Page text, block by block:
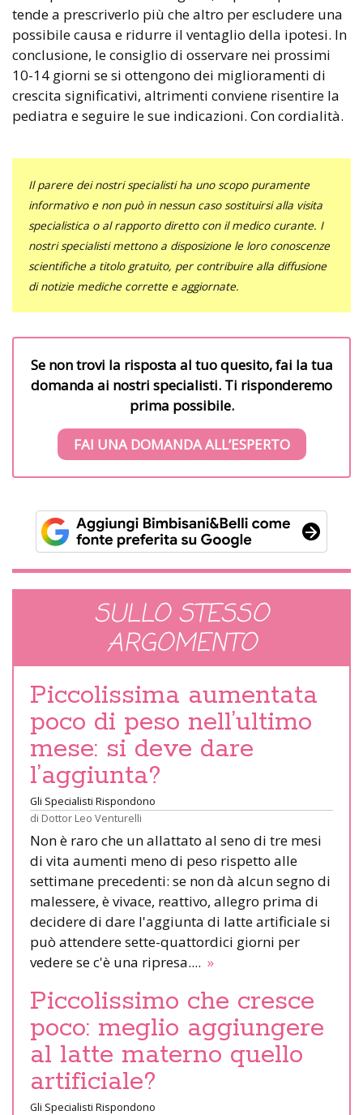
tende a prescriverlo più che altro per escludere una
possibile causa e ridurre il ventaglio della ipotesi. In
conclusione, le consiglio di osservare nei prossimi
10-14 giorni se si ottengono dei miglioramenti di
crescita significativi, altrimenti conviene risentire la
pediatra e seguire le sue indicazioni. Con cordialità.
Il parere dei nostri specialisti ha uno scopo puramente
informativo e non può in nessun caso sostituirsi alla visita
specialistica o al rapporto diretto con il medico curante. I
nostri specialisti mettono a disposizione le loro conoscenze
scientifiche a titolo gratuito, per contribuire alla diffusione
di notizie mediche corrette e aggiornate.
Se non trovi la risposta al tuo quesito, fai la tua
domanda ai nostri specialisti. Ti risponderemo
prima possibile.
FAI UNA DOMANDA ALL’ESPERTO
SULLO STESSO
ARGOMENTO
Piccolissima aumentata
poco di peso nell’ultimo
mese: si deve dare
l’aggiunta?
Gli Specialisti Rispondono
di Dottor Leo Venturelli
Non è raro che un allattato al seno di tre mesi
di vita aumenti meno di peso rispetto alle
settimane precedenti: se non dà alcun segno di
malessere, è vivace, reattivo, allegro prima di
decidere di dare l'aggiunta di latte artificiale si
può attendere sette-quattordici giorni per
vedere se c'è una ripresa.... »
Piccolissimo che cresce
poco: meglio aggiungere
al latte materno quello
artificiale?
Gli Specialisti Rispondono